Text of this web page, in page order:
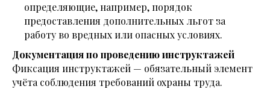
определяющие, например, порядок
предоставления дополнительных льгот за
работу во вредных или опасных условиях.
Документация по проведению инструктажей
Фиксация инструктажей — обязательный элемент
учёта соблюдения требований охраны труда.